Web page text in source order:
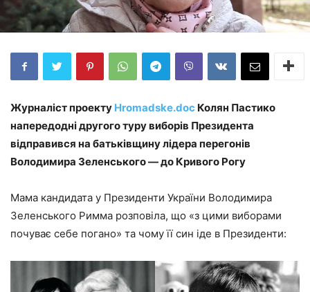
Журналіст проекту Hromadske.doc Колян Пастико
напередодні другого туру виборів Президента
відправився на батьківщину лідера перегонів
Володимира Зеленського — до Кривого Рогу
Мама кандидата у Президенти України Володимира
Зеленського Римма розповіла, що «з цими виборами
почуває себе погано» та чому її син іде в Президенти: